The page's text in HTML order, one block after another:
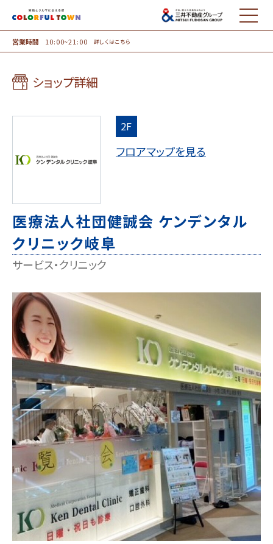
MENU
営業時間 10:00~21:00 詳しくはこちら
ショップ詳細
2F
フロアマップを見る
医療法人社団健誠会 ケンデンタル
クリニック岐阜
サービス・クリニック